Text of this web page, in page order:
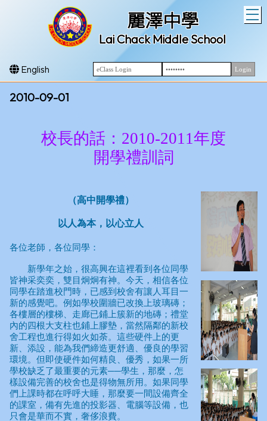
麗澤中學
Lai Chack Middle School
English
2010-09-01